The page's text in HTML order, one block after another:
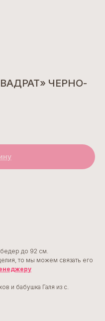
ЧЕРНО-
бедер до 92 см.
то мы можем связать его
и бабушка Галя из с.